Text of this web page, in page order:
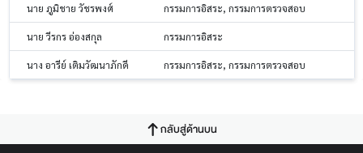
นาย ภูมิชาย วัชรพงศ์ กรรมการอิสระ, กรรมการตรวจสอบ
นาย วีรกร อ่องสกุล กรรมการอิสระ
นาง อารีย์ เติมวัฒนาภักดี กรรมการอิสระ, กรรมการตรวจสอบ
กลับสู่ด้านบน